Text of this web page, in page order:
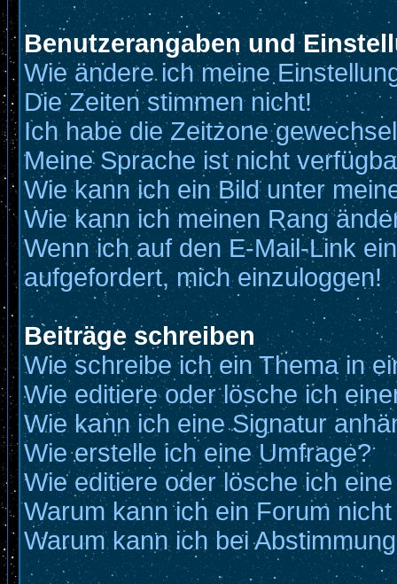
Benutzerangaben und
Wie ändere ich meine
Die Zeiten stimmen nicht!
Ich habe die Zeitzone
Meine Sprache ist nicht
Wie kann ich ein Bild unter
Wie kann ich meinen Rang
Wenn ich auf den E-Mail-Link
aufgefordert, mich einzuloggen!
Beiträge schreiben
Wie schreibe ich ein Thema in
Wie editiere oder lösche ich
Wie kann ich eine Signatur
Wie erstelle ich eine Umfrage?
Wie editiere oder lösche ich
Warum kann ich ein Forum
Warum kann ich bei